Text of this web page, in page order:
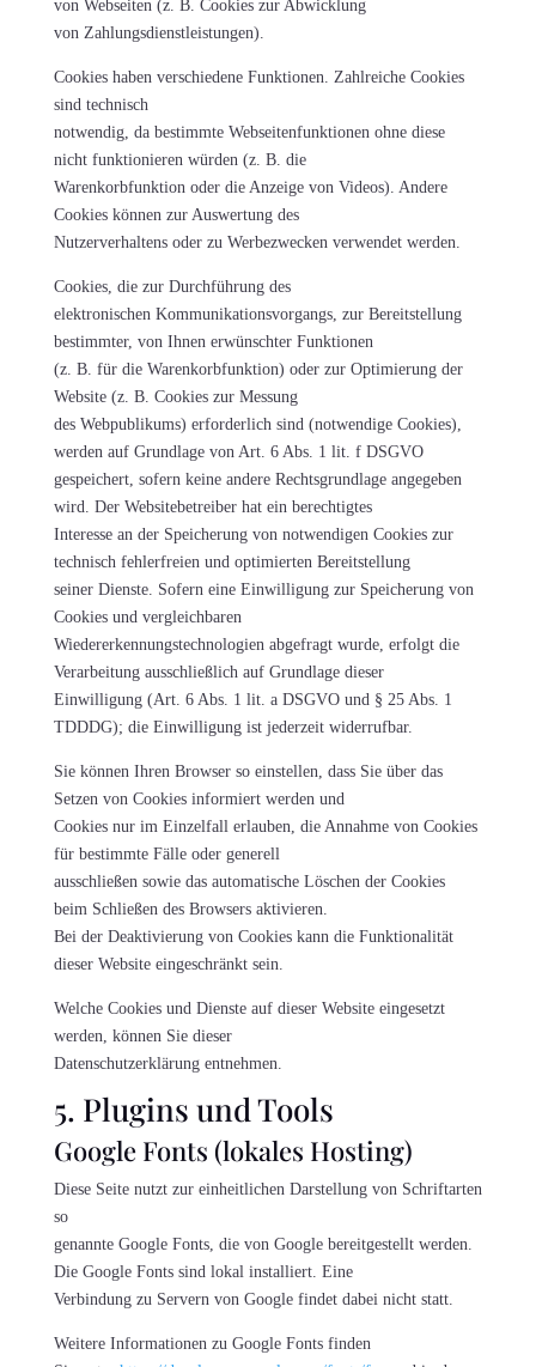
von Webseiten (z. B. Cookies zur Abwicklung
von Zahlungsdienstleistungen).
Cookies haben verschiedene Funktionen. Zahlreiche Cookies
sind technisch
notwendig, da bestimmte Webseitenfunktionen ohne diese
nicht funktionieren würden (z. B. die
Warenkorbfunktion oder die Anzeige von Videos). Andere
Cookies können zur Auswertung des
Nutzerverhaltens oder zu Werbezwecken verwendet werden.
Cookies, die zur Durchführung des
elektronischen Kommunikationsvorgangs, zur Bereitstellung
bestimmter, von Ihnen erwünschter Funktionen
(z. B. für die Warenkorbfunktion) oder zur Optimierung der
Website (z. B. Cookies zur Messung
des Webpublikums) erforderlich sind (notwendige Cookies),
werden auf Grundlage von Art. 6 Abs. 1 lit. f DSGVO
gespeichert, sofern keine andere Rechtsgrundlage angegeben
wird. Der Websitebetreiber hat ein berechtigtes
Interesse an der Speicherung von notwendigen Cookies zur
technisch fehlerfreien und optimierten Bereitstellung
seiner Dienste. Sofern eine Einwilligung zur Speicherung von
Cookies und vergleichbaren
Wiedererkennungstechnologien abgefragt wurde, erfolgt die
Verarbeitung ausschließlich auf Grundlage dieser
Einwilligung (Art. 6 Abs. 1 lit. a DSGVO und § 25 Abs. 1
TDDDG); die Einwilligung ist jederzeit widerrufbar.
Sie können Ihren Browser so einstellen, dass Sie über das
Setzen von Cookies informiert werden und
Cookies nur im Einzelfall erlauben, die Annahme von Cookies
für bestimmte Fälle oder generell
ausschließen sowie das automatische Löschen der Cookies
beim Schließen des Browsers aktivieren.
Bei der Deaktivierung von Cookies kann die Funktionalität
dieser Website eingeschränkt sein.
Welche Cookies und Dienste auf dieser Website eingesetzt
werden, können Sie dieser
Datenschutzerklärung entnehmen.
5. Plugins und Tools
Google Fonts (lokales Hosting)
Diese Seite nutzt zur einheitlichen Darstellung von Schriftarten
so
genannte Google Fonts, die von Google bereitgestellt werden.
Die Google Fonts sind lokal installiert. Eine
Verbindung zu Servern von Google findet dabei nicht statt.
Weitere Informationen zu Google Fonts finden